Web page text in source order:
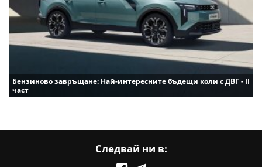
Бензиново завръщане: Най-интересните бъдещи коли с ДВГ - II
част
Следвай ни в: